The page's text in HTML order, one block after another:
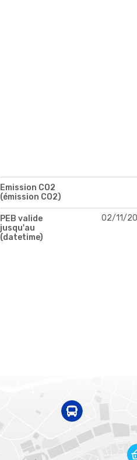
Emission CO2
(émission CO2)
PEB valide
jusqu'au
(datetime)
02/11/